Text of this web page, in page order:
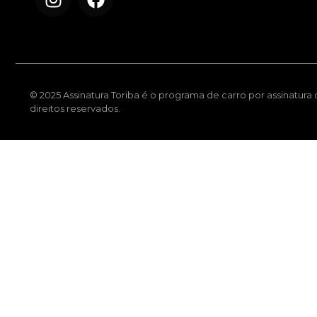
© 2025 Assinatura Toriba é o programa de carro por assinatura
direitos reservados.